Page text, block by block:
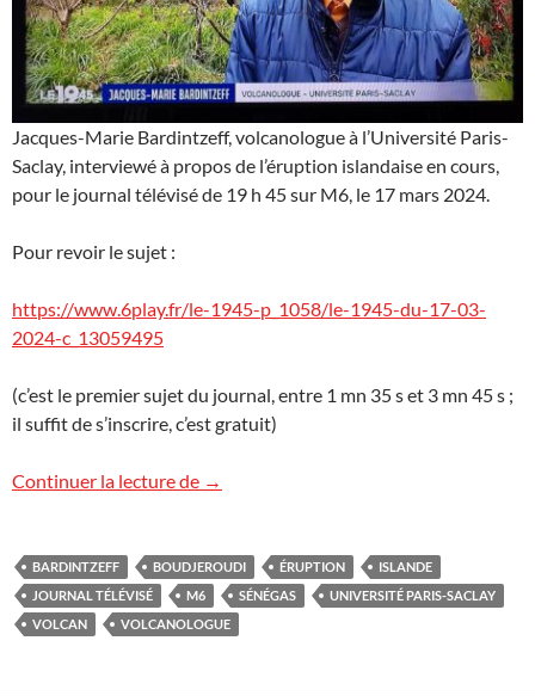
Jacques-Marie Bardintzeff, volcanologue à l’Université Paris-
Saclay, interviewé à propos de l’éruption islandaise en cours,
pour le journal télévisé de 19 h 45 sur M6, le 17 mars 2024.
Pour revoir le sujet :
https://www.6play.fr/le-1945-p_1058/le-1945-du-17-03-
2024-c_13059495
(c’est le premier sujet du journal, entre 1 mn 35 s et 3 mn 45 s ;
il suffit de s’inscrire, c’est gratuit)
Continuer la lecture de L’éruption islandaise sur M6
→
BARDINTZEFF BOUDJEROUDI ÉRUPTION
ISLANDE
JOURNAL TÉLÉVISÉ
M6 SÉNÉGAS
UNIVERSITÉ PARIS-SACLAY
VOLCAN
VOLCANOLOGUE